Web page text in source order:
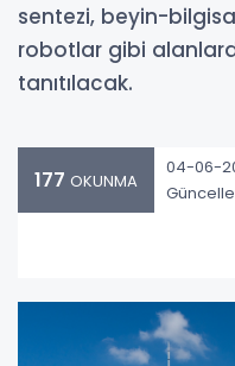
sentezi, beyin-
robotlar gibi
tanıtılacak.
177 OKUNMA
04-06-